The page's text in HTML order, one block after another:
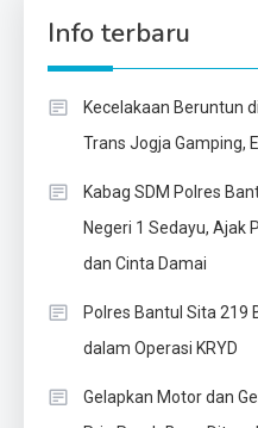
Info terbaru
Kecelakaan Beruntun
Trans Jogja Gamping,
Kabag SDM Polres
Negeri 1 Sedayu, Ajak
dan Cinta Damai
Polres Bantul Sita 219
dalam Operasi KRYD
Gelapkan Motor dan